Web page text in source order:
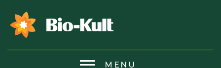
MENU